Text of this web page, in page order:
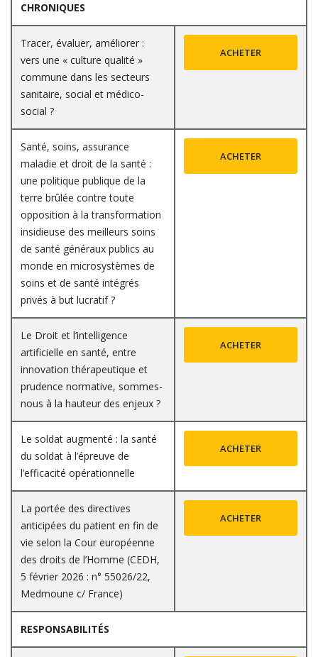
CHRONIQUES
Tracer, évaluer, améliorer :
vers une « culture qualité »
commune dans les secteurs
sanitaire, social et médico-
social ?
ACHETER
Santé, soins, assurance
maladie et droit de la santé :
une politique publique de la
terre brûlée contre toute
opposition à la transformation
insidieuse des meilleurs soins
de santé généraux publics au
monde en microsystèmes de
soins et de santé intégrés
privés à but lucratif ?
ACHETER
Le Droit et l’intelligence
artificielle en santé, entre
innovation thérapeutique et
prudence normative, sommes-
nous à la hauteur des enjeux ?
ACHETER
Le soldat augmenté : la santé
du soldat à l’épreuve de
l’efficacité opérationnelle
ACHETER
La portée des directives
anticipées du patient en fin de
vie selon la Cour européenne
des droits de l’Homme (CEDH,
5 février 2026 : n° 55026/22,
Medmoune c/ France)
ACHETER
RESPONSABILITÉS